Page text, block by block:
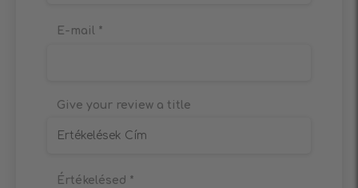
Give your review a title
Értékelésed *
E-mail *